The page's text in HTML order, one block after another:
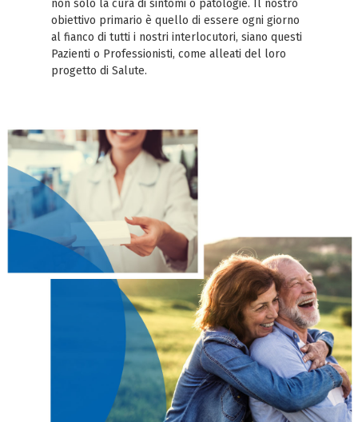
non solo la cura di sintomi o patologie. Il nostro
obiettivo primario è quello di essere ogni giorno
al fianco di tutti i nostri interlocutori, siano questi
Pazienti o Professionisti, come alleati del loro
progetto di Salute.